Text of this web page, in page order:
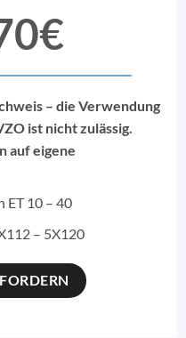
– die Verwendung
ist nicht zulässig.
auf eigene
ET 10 – 40
– 5X120